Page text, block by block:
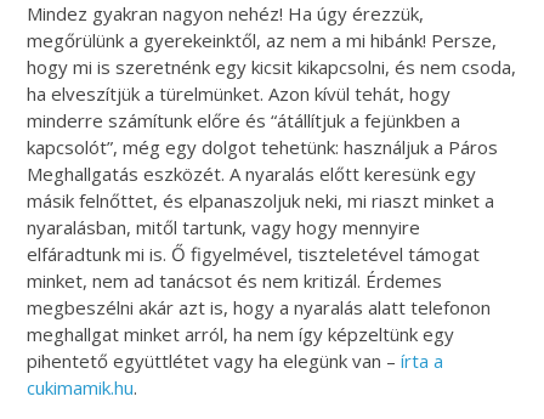
Mindez gyakran nagyon nehéz! Ha úgy érezzük,
megőrülünk a gyerekeinktől, az nem a mi hibánk! Persze,
hogy mi is szeretnénk egy kicsit kikapcsolni, és nem csoda,
ha elveszítjük a türelmünket. Azon kívül tehát, hogy
minderre számítunk előre és “átállítjuk a fejünkben a
kapcsolót”, még egy dolgot tehetünk: használjuk a Páros
Meghallgatás eszközét. A nyaralás előtt keresünk egy
másik felnőttet, és elpanaszoljuk neki, mi riaszt minket a
nyaralásban, mitől tartunk, vagy hogy mennyire
elfáradtunk mi is. Ő figyelmével, tiszteletével támogat
minket, nem ad tanácsot és nem kritizál. Érdemes
megbeszélni akár azt is, hogy a nyaralás alatt telefonon
meghallgat minket arról, ha nem így képzeltünk egy
pihentető együttlétet vagy ha elegünk van –írta a
cukimamik.hu.